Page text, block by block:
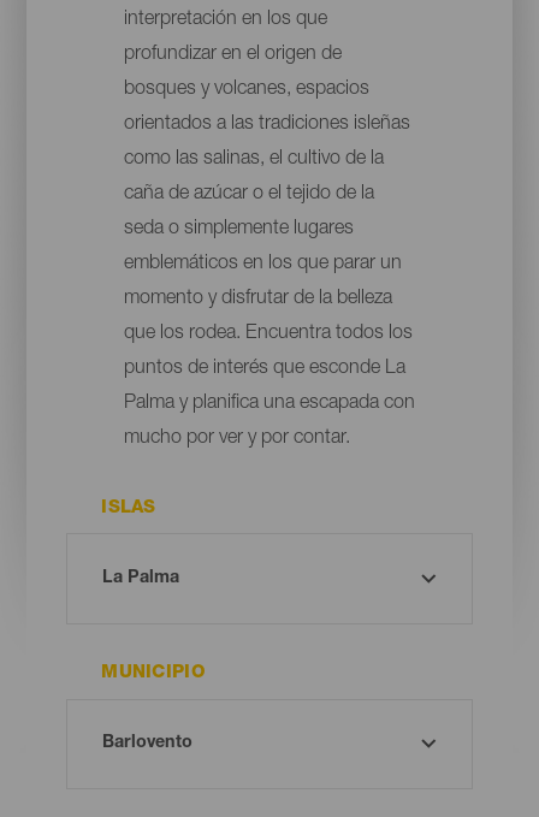
interpretación en los que
profundizar en el origen de
bosques y volcanes, espacios
orientados a las tradiciones isleñas
como las salinas, el cultivo de la
caña de azúcar o el tejido de la
seda o simplemente lugares
emblemáticos en los que parar un
momento y disfrutar de la belleza
que los rodea. Encuentra todos los
puntos de interés que esconde La
Palma y planifica una escapada con
mucho por ver y por contar.
ISLAS
MUNICIPIO